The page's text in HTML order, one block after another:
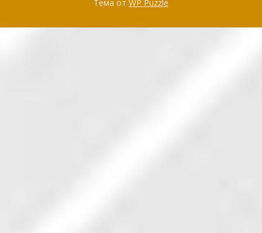
Тема от WP Puzzle